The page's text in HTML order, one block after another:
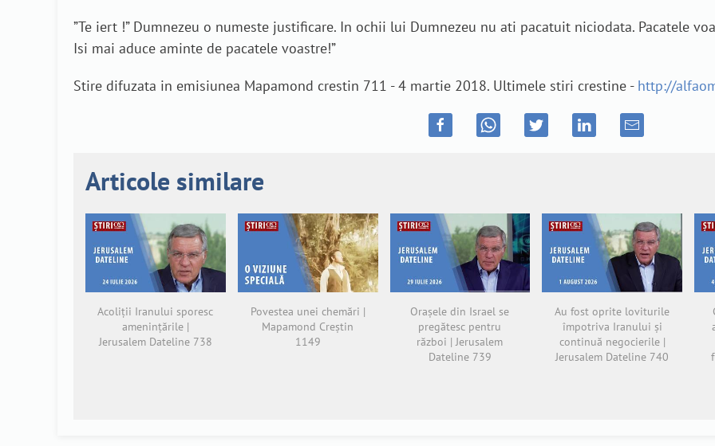
”Te iert !” Dumnezeu o numeste justificare. In ochii lui Dumnezeu nu ati pacatuit niciodata. Pacatele
Isi mai aduce aminte de pacatele voastre!”
Stire difuzata in emisiunea Mapamond crestin 711 - 4 martie 2018. Ultimele stiri crestine - http://
Articole similare
Acoliții Iranului sporesc
amenințările |
Jerusalem Dateline 738
Povestea unei chemări |
Mapamond Creștin
1149
Orașele din Israel se
pregătesc pentru
război | Jerusalem
Dateline 739
Au fost oprite loviturile
împotriva Iranului și
continuă negocierile |
Jerusalem Dateline 740